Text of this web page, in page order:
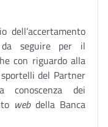
dell’accertamento
da seguire per il
con riguardo alla
del Partner
conoscenza dei
webdella Banca